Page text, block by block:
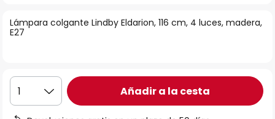
galería
de
Lámpara colgante Lindby Eldarion, 116 cm, 4 luces, madera,
E27
1 Añadir a la cesta